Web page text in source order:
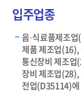
입주업종
음·식료품제조
제품 제조업
통신장비 제조업
장비 제조업(28),
전업(D35114)에